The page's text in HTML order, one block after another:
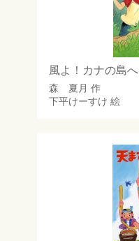
風よ！カナの島へ
森 夏月 作
下平けーすけ 絵